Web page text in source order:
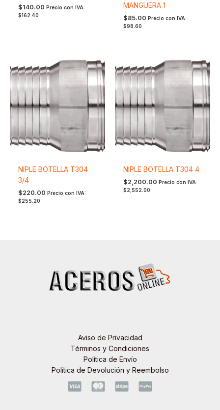
$140.00 Precio con IVA:
$162.40
MANGUERA 1
$85.00 Precio con IVA:
$98.60
NIPLE BOTELLA T304
3/4
$220.00 Precio con IVA:
$255.20
NIPLE BOTELLA T304 4
$2,200.00 Precio con IVA:
$2,552.00
Aviso de Privacidad
Términos y Condiciones
Política de Envío
Política de Devolución y Reembolso